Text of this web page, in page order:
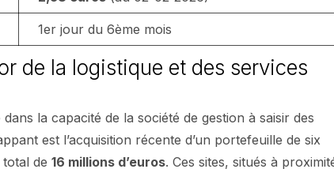
1er jour du 6ème mois
de la logistique et des services
la capacité de la société de gestion à saisir des
est l’acquisition récente d’un portefeuille de six
total de16 millions d’euros. Ces sites, situés à